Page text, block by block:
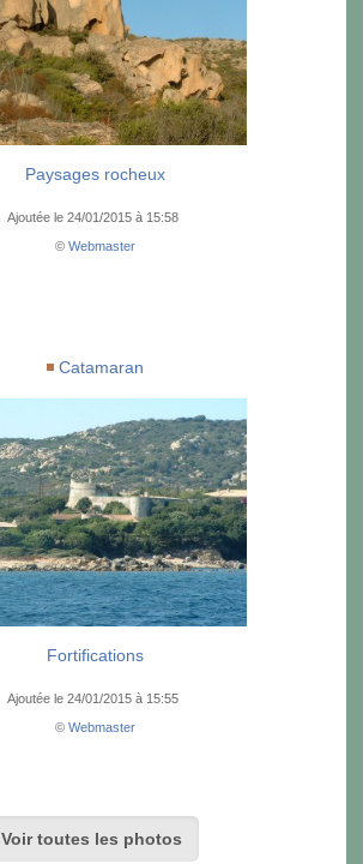
Paysages rocheux
Ajoutée le 24/01/2015 à 15:58
© Webmaster
Catamaran
Fortifications
Ajoutée le 24/01/2015 à 15:55
© Webmaster
Voir toutes les photos